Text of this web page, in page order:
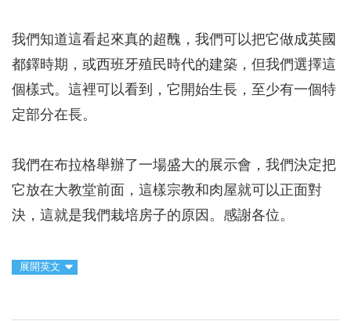
我們知道這看起來真的超醜，我們可以把它做成英國
都鐸時期，或西班牙殖民時代的建築，但我們選擇這
個樣式。這裡可以看到，它開始生長，至少有一個特
定部分在長。
我們在布拉格舉辦了一場盛大的展示會，我們決定把
它放在大教堂前面，這樣宗教和肉屋就可以正面對
決，這就是我們栽培房子的原因。感謝各位。
展開英文